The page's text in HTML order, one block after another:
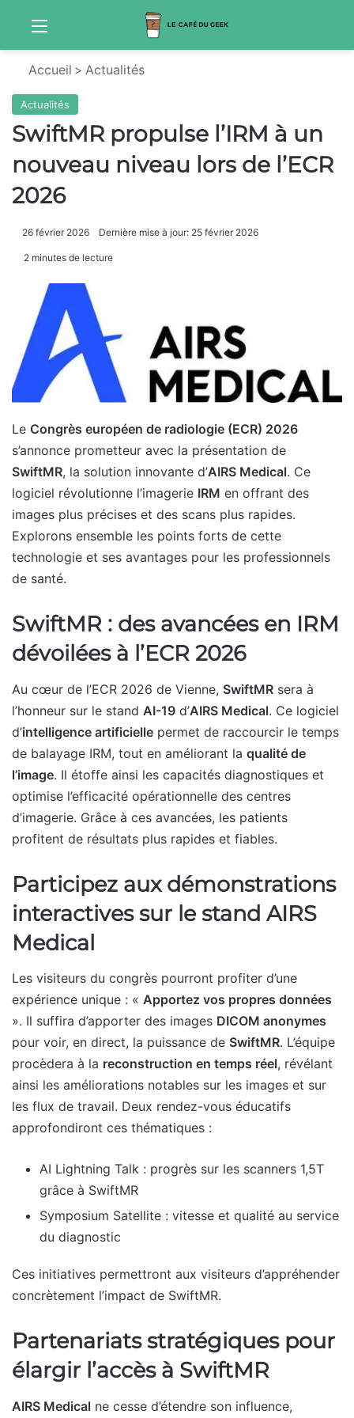
Menu
Accueil > Actualités
Actualités
SwiftMR propulse l’IRM à un
nouveau niveau lors de l’ECR
2026
26 février 2026 Dernière mise à jour: 25 février 2026
2 minutes de lecture
Le Congrès européen de radiologie (ECR) 2026
s’annonce prometteur avec la présentation de
SwiftMR, la solution innovante d’AIRS Medical. Ce
logiciel révolutionne l’imagerie IRM en offrant des
images plus précises et des scans plus rapides.
Explorons ensemble les points forts de cette
technologie et ses avantages pour les professionnels
de santé.
SwiftMR : des avancées en IRM
dévoilées à l’ECR 2026
Au cœur de l’ECR 2026 de Vienne, SwiftMR sera à
l’honneur sur le stand AI-19 d’AIRS Medical. Ce logiciel
d’intelligence artificielle permet de raccourcir le temps
de balayage IRM, tout en améliorant la qualité de
l’image. Il étoffe ainsi les capacités diagnostiques et
optimise l’efficacité opérationnelle des centres
d’imagerie. Grâce à ces avancées, les patients
profitent de résultats plus rapides et fiables.
Participez aux démonstrations
interactives sur le stand AIRS
Medical
Les visiteurs du congrès pourront profiter d’une
expérience unique : « Apportez vos propres données
». Il suffira d’apporter des images DICOM anonymes
pour voir, en direct, la puissance de SwiftMR. L’équipe
procèdera à la reconstruction en temps réel, révélant
ainsi les améliorations notables sur les images et sur
les flux de travail. Deux rendez-vous éducatifs
approfondiront ces thématiques :
AI Lightning Talk : progrès sur les scanners 1,5T
grâce à SwiftMR
Symposium Satellite : vitesse et qualité au service
du diagnostic
Ces initiatives permettront aux visiteurs d’appréhender
concrètement l’impact de SwiftMR.
Partenariats stratégiques pour
élargir l’accès à SwiftMR
AIRS Medical ne cesse d’étendre son influence,